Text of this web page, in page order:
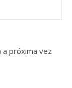
a próxima vez